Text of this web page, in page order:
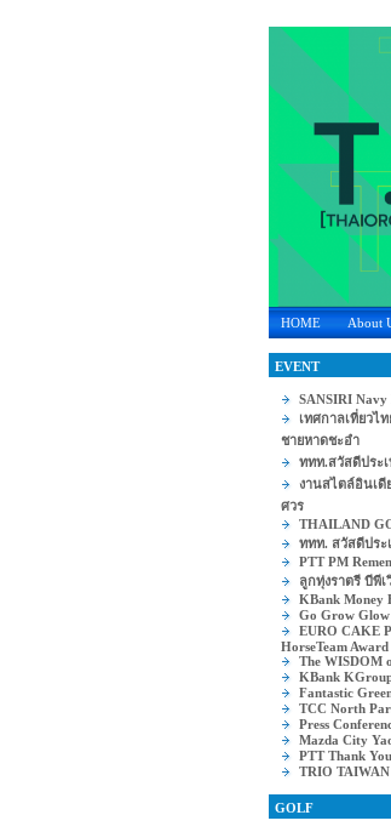
HOME About
EVENT
SANSIRI
เทศกาลเที่ยวไ
ชายหาดชะอำ
ททท.สวัสดีประ
งานสไตล์อินเ
ศวร
THAILAND
ททท. สวัสดีประ
PTT PM
ลูกทุ่งราตรี บีพี
KBank Money
Go Grow Glow
EURO CAKE
HorseTeam Award
The WISDOM
KBank
Fantastic
TCC North
Press
Mazda City
PTT Thank
TRIO TAIWAN
GOLF